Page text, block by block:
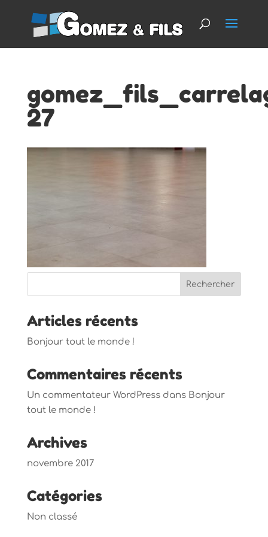
27
Articles récents
Bonjour tout le monde !
Commentaires récents
Un commentateur WordPressdans Bonjour
tout le monde !
Archives
novembre 2017
Catégories
Non classé